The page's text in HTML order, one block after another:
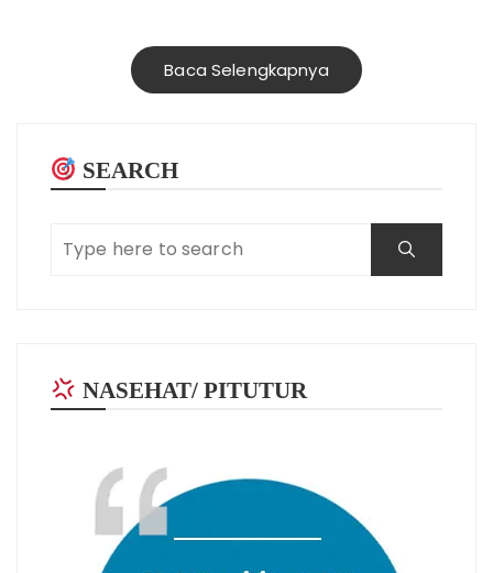
Baca Selengkapnya
SEARCH
NASEHAT/ PITUTUR